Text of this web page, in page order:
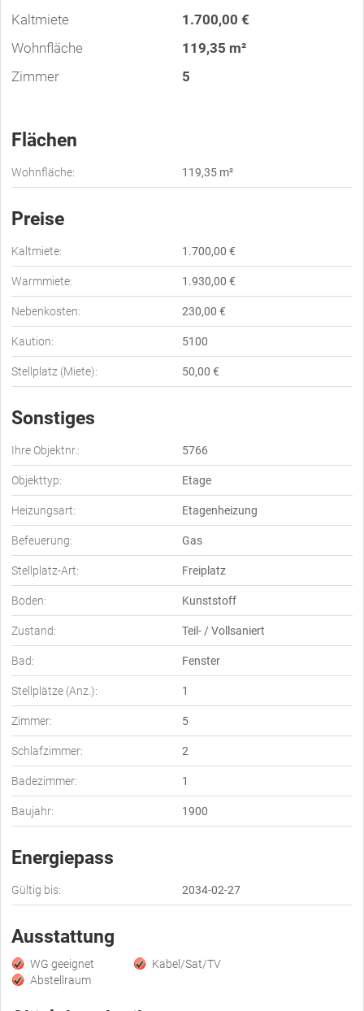
Kaltmiete
1.700,00 €
Wohnfläche
119,35 m²
Zimmer
5
Flächen
Wohnfläche: 119,35 m²
Preise
Kaltmiete: 1.700,00 €
Warmmiete: 1.930,00 €
Nebenkosten: 230,00 €
Kaution: 5100
Stellplatz (Miete): 50,00 €
Sonstiges
Ihre Objektnr.: 5766
Objekttyp: Etage
Heizungsart: Etagenheizung
Befeuerung: Gas
Stellplatz-Art: Freiplatz
Boden: Kunststoff
Zustand: Teil- / Vollsaniert
Bad: Fenster
Stellplätze (Anz.): 1
Zimmer: 5
Schlafzimmer: 2
Badezimmer: 1
Baujahr: 1900
Energiepass
Gültig bis: 2034-02-27
Ausstattung
WG geeignet
Kabel/Sat/TV
Abstellraum